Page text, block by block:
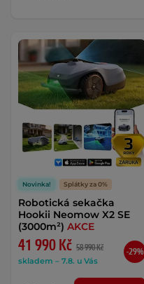
Novinka! Splátky za 0%
Robotická sekačka
Hookii Neomow X2 SE
(3000m²) AKCE
41 990 Kč 58 990 Kč
skladem – 7.8. u Vás
-29%